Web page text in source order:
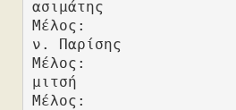
ασιμάτης
Μέλος:
ν. Παρίσης
Μέλος:
μιτσή
Μέλος: